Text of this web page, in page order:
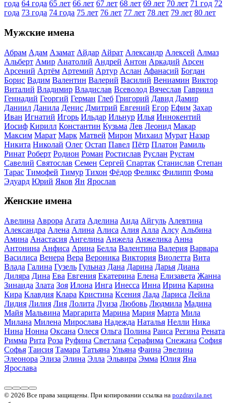
года 64 года 65 лет 66 лет 67 лет 68 лет 69 лет 70 лет 71 год 72
года 73 года 74 года 75 лет 76 лет 77 лет 78 лет 79 лет 80 лет
Мужские имена
Абрам Адам Азамат Айдар Айрат Александр Алексей Алмаз
Альберт Амир Анатолий Андрей Антон Аркадий Арсен
Арсений Артём Артемий Артур Аслан Афанасий Богдан
Борис Вадим Валентин Валерий Василий Вениамин Виктор
Виталий Владимир Владислав Всеволод Вячеслав Гавриил
Геннадий Георгий Герман Глеб Григорий Давид Дамир
Даниил Данила Денис Дмитрий Евгений Егор Ефим Захар
Иван Игнатий Игорь Ильдар Ильнур Илья Иннокентий
Иосиф Кирилл Константин Кузьма Лев Леонид Макар
Максим Марат Марк Матвей Мирон Михаил Мурат Назар
Никита Николай Олег Остап Павел Пётр Платон Рамиль
Ринат Роберт Родион Роман Ростислав Руслан Рустам
Савелий Святослав Семен Сергей Спартак Станислав Степан
Тарас Тимофей Тимур Тихон Фёдор Феликс Филипп Фома
Эдуард Юрий Яков Ян Ярослав
Женские имена
Авелина Аврора Агата Аделина Аида Айгуль Алевтина
Александра Алена Алина Алиса Алия Алла Алсу Альбина
Амина Анастасия Ангелина Анжела Анжелика Анна
Антонина Анфиса Арина Белла Валентина Валерия Варвара
Василиса Венера Вера Вероника Виктория Виолетта Вита
Влада Галина Гузель Гульназ Дана Дарина Дарья Диана
Диляра Дина Ева Евгения Екатерина Елена Елизавета Жанна
Зинаида Злата Зоя Илона Инга Инесса Инна Ирина Карина
Кира Клавдия Клара Кристина Ксения Лада Лариса Лейла
Лидия Лилия Лия Лолита Луиза Любовь Людмила Мадина
Майя Мальвина Маргарита Марина Мария Марта Мила
Милана Милена Мирослава Надежда Наталья Нелли Ника
Нина Нонна Оксана Олеся Ольга Полина Раиса Регина Рената
Римма Рита Роза Руфина Светлана Серафима Снежана София
Софья Таисия Тамара Татьяна Ульяна Фаина Эвелина
Элеонора Элиза Элина Элла Эльвира Эмма Юлия Яна
Ярослава
© 2026 Все права защищены. При копировании ссылка на pozdravila.net